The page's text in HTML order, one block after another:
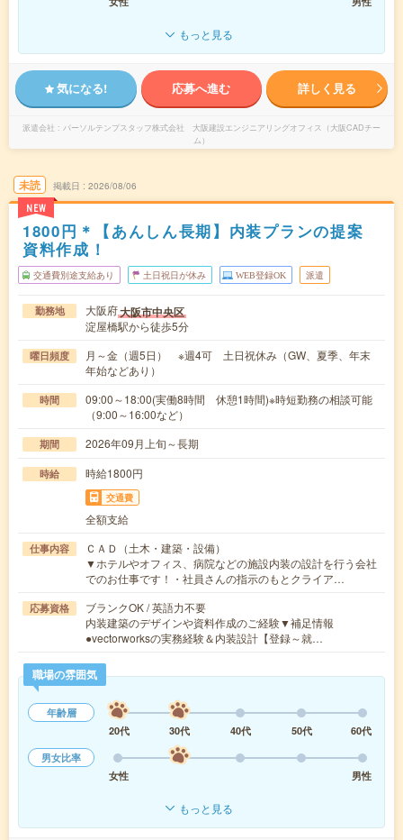
もっと見る
気になる! 応募へ進む 詳しく見る
派遣会社
パーソルテンプスタッフ株式会社 大阪建設エンジニアリングオフィス（大阪CADチー
ム）
未読
NEW
掲載日 2026/08/06
1800円＊【あんしん長期】内装プランの提案
資料作成！
交通費別途支給あり 土日祝日が休み WEB登録OK 派遣
勤務地 大阪府大阪市中央区
淀屋橋駅から徒歩5分
曜日頻度
月～金（週5日） ※週4可 土日祝休み（GW、夏季、年末
年始などあり）
時間
09:00～18:00(実働8時間 休憩1時間)※時短勤務の相談可能
（9:00～16:00など）
期間 2026年09月上旬～長期
時給 時給1800円
交通費
全額支給
仕事内容
ＣＡＤ（土木・建築・設備）
▼ホテルやオフィス、病院などの施設内装の設計を行う会社
でのお仕事です！・社員さんの指示のもとクライア…
応募資格
ブランクOK / 英語力不要
内装建築のデザインや資料作成のご経験▼補足情報
●vectorworksの実務経験＆内装設計【登録～就…
職場の雰囲気
年齢層
20代
30代 40代 50代
60代
男女比率
女性
男性
もっと見る